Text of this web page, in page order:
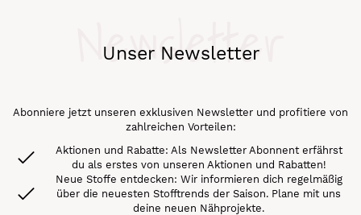
Unser Newsletter
Newsletter
Abonniere jetzt unseren exklusiven Newsletter und profitiere von
zahlreichen Vorteilen:
Aktionen und Rabatte: Als Newsletter Abonnent erfährst
du als erstes von unseren Aktionen und Rabatten!
Neue Stoffe entdecken: Wir informieren dich regelmäßig
über die neuesten Stofftrends der Saison. Plane mit uns
deine neuen Nähprojekte.